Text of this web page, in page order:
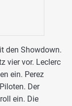
den Showdown.
vier vor. Leclerc
ein. Perez
Der
ein. Die